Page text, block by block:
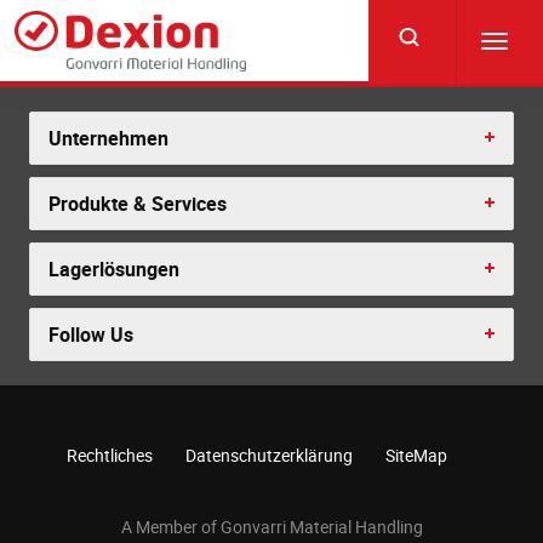
Skip
main
content
Unternehmen
Produkte & Services
Lagerlösungen
Follow Us
Rechtliches Datenschutzerklärung SiteMap
A Member of Gonvarri Material Handling